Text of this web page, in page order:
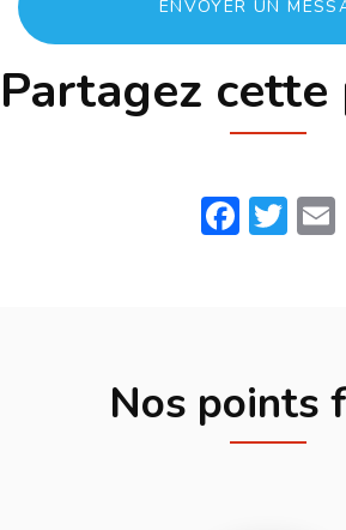
ENVOYER UN
Partagez cette
Nos points